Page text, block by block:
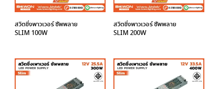
สวิตชิ่งพาวเวอร์ ซัพพลาย
SLIM 100W
สวิตชิ่งพาวเวอร์ ซัพพลาย
SLIM 200W